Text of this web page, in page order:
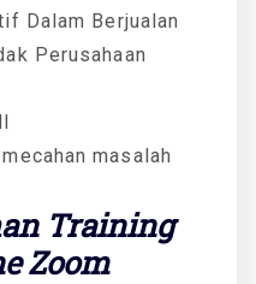
Dalam Berjualan
Perusahaan
masalah
Training
Zoom